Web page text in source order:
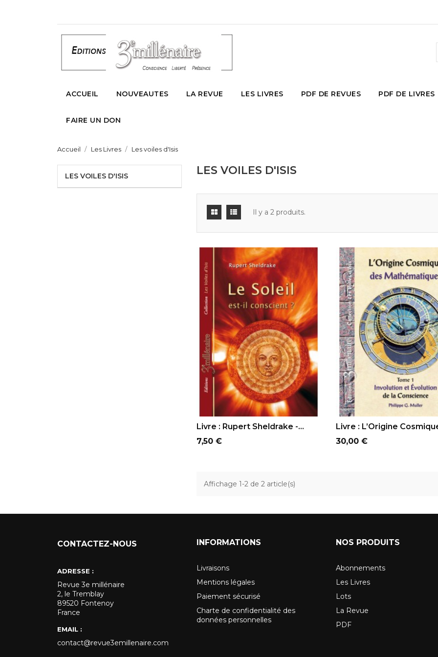
ACCUEIL NOUVEAUTES LA REVUE LES LIVRES PDF DE REVUES PDF DE LIVRES
FAIRE UN DON
Accueil Les Livres Les voiles d'Isis
LES VOILES D'ISIS LES VOILES D'ISIS
Il y a 2 produits.
AJOUTER AU PANIER
Livre : Rupert Sheldrake -...
Prix
7,50 €
AJOUTER AU PANIER
Livre : L’Origine
Prix
30,00 €
Affichage 1-2 de 2 article(s)
CONTACTEZ-NOUS
ADRESSE :
Revue 3e millénaire
2, le Tremblay
89520 Fontenoy
France
EMAIL :
contact@revue3emillenaire.com
INFORMATIONS
Livraisons
Mentions légales
Paiement sécurisé
Charte de confidentialité des
données personnelles
NOS PRODUITS
Abonnements
Les Livres
Lots
La Revue
PDF